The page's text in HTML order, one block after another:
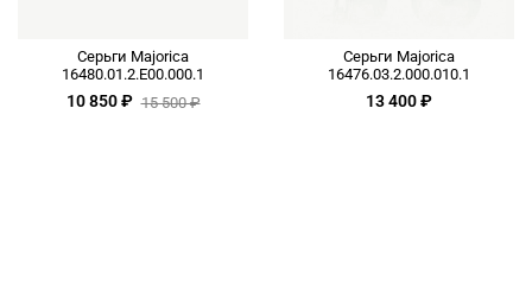
Серьги Majorica
16480.01.2.E00.000.1
10 850 ₽ 15 500 ₽
Серьги Majorica
16476.03.2.000.010.1
13 400 ₽